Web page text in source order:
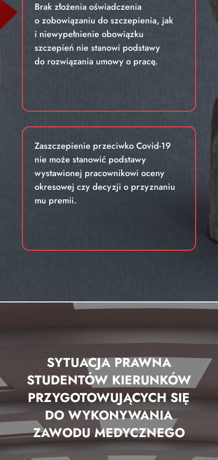
Brak złożenia oświadczenia
o zobowiązaniu do szczepienia, jak
i niewypełnienie obowiązku
szczepień nie stanowi podstawy
do rozwiązania umowy o pracę.
Zaszczepienie przeciwko Covid-19
nie może stanowić podstawy
wystawionej pracownikowi oceny
okresowej czy decyzji o przyznaniu
mu premii.
SYTUACJA PRAWNA
STUDENTÓW KIERUNKÓW
PRZYGOTOWUJĄCYCH SIĘ
DO WYKONYWANIA
ZAWODU MEDYCZNEGO